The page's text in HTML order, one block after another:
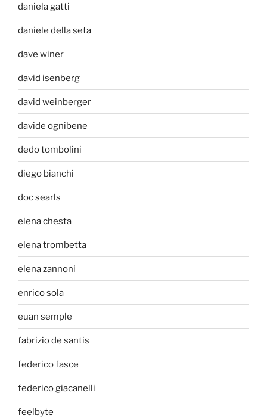
daniela gatti
daniele della seta
dave winer
david isenberg
david weinberger
davide ognibene
dedo tombolini
diego bianchi
doc searls
elena chesta
elena trombetta
elena zannoni
enrico sola
euan semple
fabrizio de santis
federico fasce
federico giacanelli
feelbyte